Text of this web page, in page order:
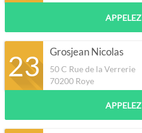
APPELEZ
23 Grosjean Nicolas
50 C Rue de la Verrerie
70200 Roye
APPELEZ